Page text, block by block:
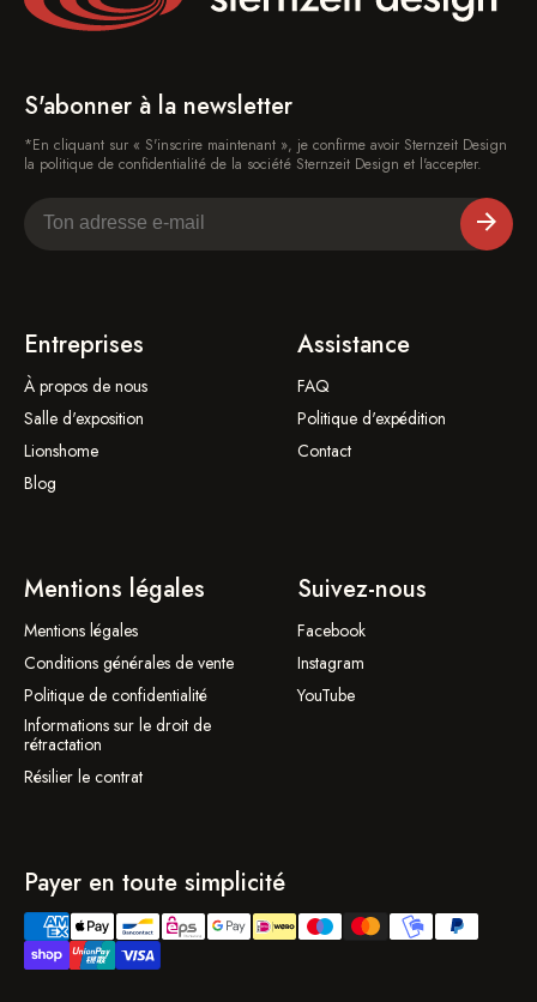
S'abonner à la newsletter
*En cliquant sur « S'inscrire maintenant », je confirme avoir Sternzeit Design
la politique de confidentialité de la société Sternzeit Design et l'accepter.
Entreprises
À propos de nous
Salle d'exposition
Lionshome
Blog
Assistance
FAQ
Politique d'expédition
Contact
Mentions légales
Mentions légales
Conditions générales de vente
Politique de confidentialité
Informations sur le droit de
rétractation
Résilier le contrat
Suivez-nous
Facebook
Instagram
YouTube
Payer en toute simplicité